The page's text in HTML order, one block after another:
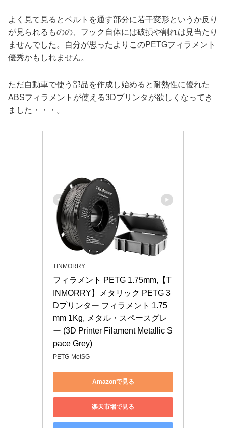
よく見て見るとベルトを通す部分に若干変形というか反り
が見られるものの、フック自体には破損や割れは見当たり
ませんでした。自分が思ったよりこのPETGフィラメント
優秀かもしれません。
ただ自動車で使う部品を作成し始めると耐熱性に優れた
ABSフィラメントが使える3Dプリンタが欲しくなってき
ました・・・。
TINMORRY
フィラメント PETG 1.75mm,【T
INMORRY】メタリック PETG 3
Dプリンター フィラメント 1.75
mm 1Kg, メタル・スペースグレ
ー (3D Printer Filament Metallic S
pace Grey)
PETG-MetSG
Amazonで見る
楽天市場で見る